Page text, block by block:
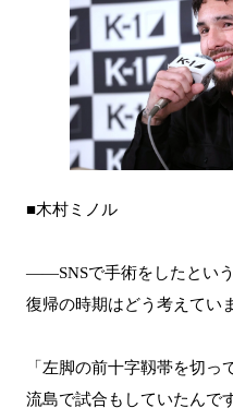
■木村ミノル
――SNSで手術をしたとい
復帰の時期はどう考えてい
「左脚の前十字靱帯を切
流島で試合もしていたんで